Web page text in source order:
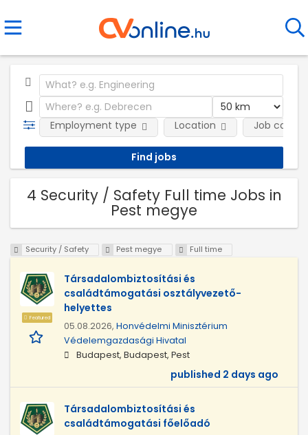
Employment type Location Job
4 Security / Safety Full time Jobs in
Pest megye
Security / Safety Pest megye Full time
Featured
Társadalombiztosítási és
családtámogatási osztályvezető-
helyettes
05.08.2026, Honvédelmi Minisztérium
Védelemgazdasági Hivatal
Budapest, Budapest, Pest
published 2 days ago
Társadalombiztosítási és
családtámogatási főelőadó